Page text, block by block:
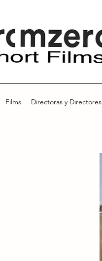
Films Directoras y Directores